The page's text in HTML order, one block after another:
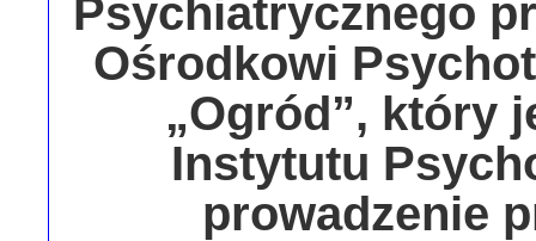
Psychiatrycznego
Ośrodkowi
„Ogród”, który
Instytutu
prowadzenie